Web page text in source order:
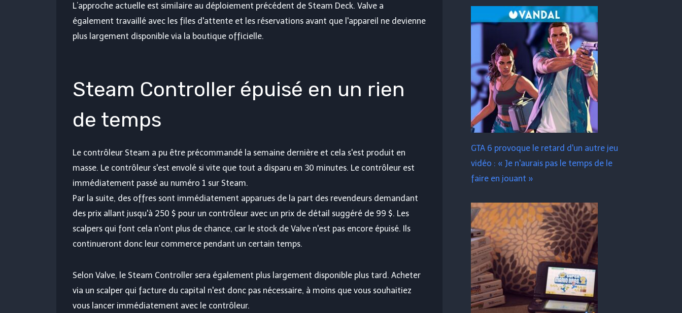
L’approche actuelle est similaire au déploiement précédent de Steam Deck. Valve a
également travaillé avec les files d'attente et les réservations avant que l'appareil ne devienne
plus largement disponible via la boutique officielle.
Steam Controller épuisé en un rien
de temps
Le contrôleur Steam a pu être précommandé la semaine dernière et cela s'est produit en
masse. Le contrôleur s'est envolé si vite que tout a disparu en 30 minutes. Le contrôleur est
immédiatement passé au numéro 1 sur Steam.
Par la suite, des offres sont immédiatement apparues de la part des revendeurs demandant
des prix allant jusqu'à 250 $ pour un contrôleur avec un prix de détail suggéré de 99 $. Les
scalpers qui font cela n'ont plus de chance, car le stock de Valve n'est pas encore épuisé. Ils
continueront donc leur commerce pendant un certain temps.
Selon Valve, le Steam Controller sera également plus largement disponible plus tard. Acheter
via un scalper qui facture du capital n'est donc pas nécessaire, à moins que vous souhaitiez
vous lancer immédiatement avec le contrôleur.
GTA 6 provoque le retard d'un autre jeu
vidéo : « Je n'aurais pas le temps de le
faire en jouant »